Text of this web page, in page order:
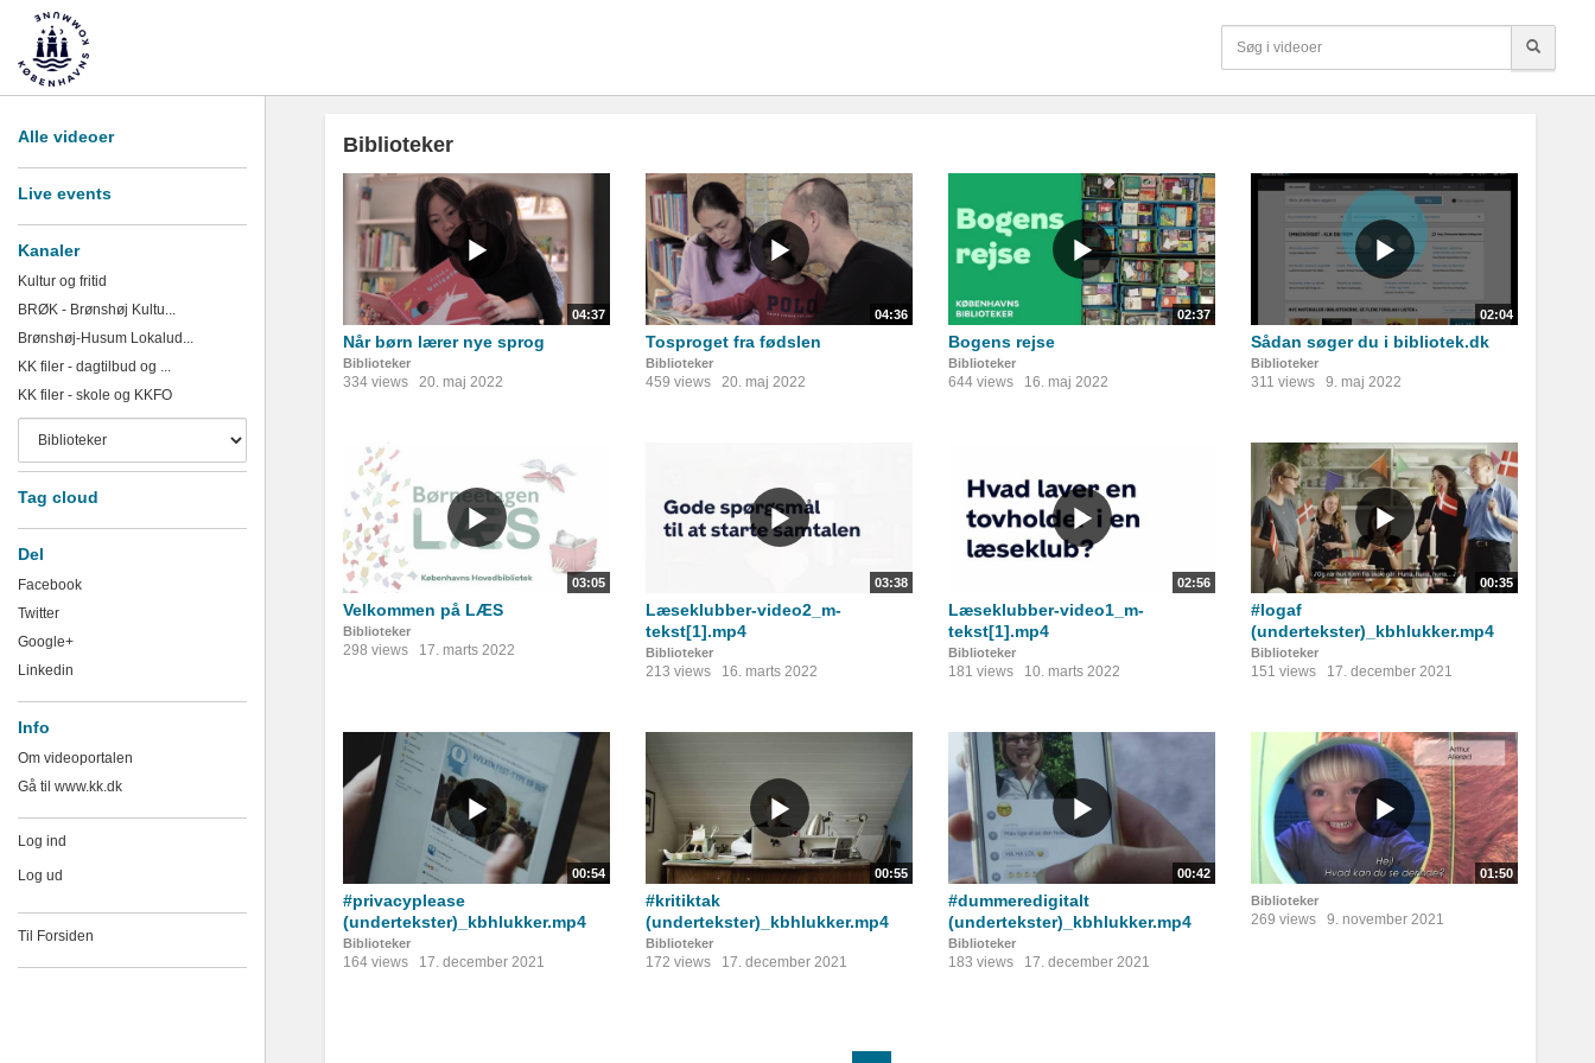
Alle videoer
Live events
Kanaler
Kultur og fritid
BRØK - Brønshøj Kultu...
Brønshøj-Husum Lokalud...
KK filer - dagtilbud og ...
KK filer - skole og KKFO
Tag cloud
Del
Facebook
Twitter
Google+
Linkedin
Info
Om videoportalen
Gå til www.kk.dk
Log ind
Log ud
Til Forsiden
Biblioteker
04:37
Når børn lærer nye sprog
Biblioteker
334 views 20. maj 2022
04:36
Tosproget fra fødslen
Biblioteker
459 views 20. maj 2022
02:37
Bogens rejse
Biblioteker
644 views 16. maj 2022
02:04
Sådan søger du i bibliotek.dk
Biblioteker
311 views 9. maj 2022
03:05
Velkommen på LÆS
Biblioteker
298 views 17. marts 2022
03:38
Læseklubber-video2_m-
tekst[1].mp4
Biblioteker
213 views 16. marts 2022
02:56
Læseklubber-video1_m-
tekst[1].mp4
Biblioteker
181 views 10. marts 2022
00:35
#logaf
(undertekster)_kbhlukker.mp4
Biblioteker
151 views 17. december 2021
00:54
#privacyplease
(undertekster)_kbhlukker.mp4
Biblioteker
164 views 17. december 2021
00:55
#kritiktak
(undertekster)_kbhlukker.mp4
Biblioteker
172 views 17. december 2021
00:42
#dummeredigitalt
(undertekster)_kbhlukker.mp4
Biblioteker
183 views 17. december 2021
01:50
Biblioteker
269 views 9. november 2021